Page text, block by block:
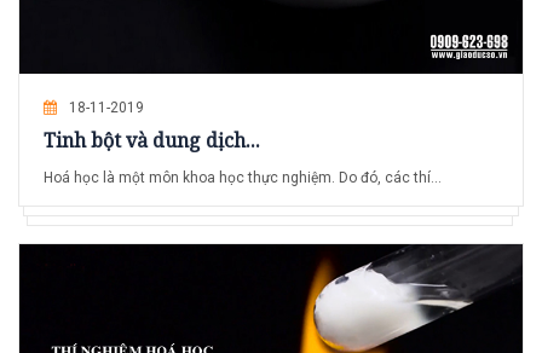
18-11-2019
Tinh bột và dung dịch...
Hoá học là một môn khoa học thực nghiệm. Do đó, các thí...